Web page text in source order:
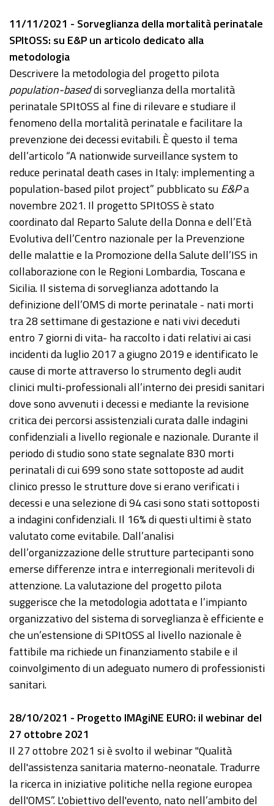
11/11/2021 - Sorveglianza della mortalità perinatale
SPItOSS: su E&P un articolo dedicato alla
metodologia
Descrivere la metodologia del progetto pilota
population-baseddi sorveglianza della mortalità
perinatale SPItOSS al fine di rilevare e studiare il
fenomeno della mortalità perinatale e facilitare la
prevenzione dei decessi evitabili. È questo il tema
dell’articolo “A nationwide surveillance system to
reduce perinatal death cases in Italy: implementing a
population-based pilot project” pubblicato suE&Pa
novembre 2021. Il progetto SPItOSS è stato
coordinato dal Reparto Salute della Donna e dell’Età
Evolutiva dell’Centro nazionale per la Prevenzione
delle malattie e la Promozione della Salute dell’ISS in
collaborazione con le Regioni Lombardia, Toscana e
Sicilia. Il sistema di sorveglianza adottando la
definizione dell’OMS di morte perinatale - nati morti
tra 28 settimane di gestazione e nati vivi deceduti
entro 7 giorni di vita- ha raccolto i dati relativi ai casi
incidenti da luglio 2017 a giugno 2019 e identificato le
cause di morte attraverso lo strumento degli audit
clinici multi-professionali all’interno dei presidi sanitari
dove sono avvenuti i decessi e mediante la revisione
critica dei percorsi assistenziali curata dalle indagini
confidenziali a livello regionale e nazionale. Durante il
periodo di studio sono state segnalate 830 morti
perinatali di cui 699 sono state sottoposte ad audit
clinico presso le strutture dove si erano verificati i
decessi e una selezione di 94 casi sono stati sottoposti
a indagini confidenziali. Il 16% di questi ultimi è stato
valutato come evitabile. Dall’analisi
dell’organizzazione delle strutture partecipanti sono
emerse differenze intra e interregionali meritevoli di
attenzione. La valutazione del progetto pilota
suggerisce che la metodologia adottata e l’impianto
organizzativo del sistema di sorveglianza è efficiente e
che un’estensione di SPItOSS al livello nazionale è
fattibile ma richiede un finanziamento stabile e il
coinvolgimento di un adeguato numero di professionisti
sanitari.
28/10/2021 - Progetto IMAgiNE EURO: il webinar del
27 ottobre 2021
Il 27 ottobre 2021 si è svolto il webinar "Qualità
dell'assistenza sanitaria materno-neonatale. Tradurre
la ricerca in iniziative politiche nella regione europea
dell'OMS”. L'obiettivo dell'evento, nato nell’ambito del